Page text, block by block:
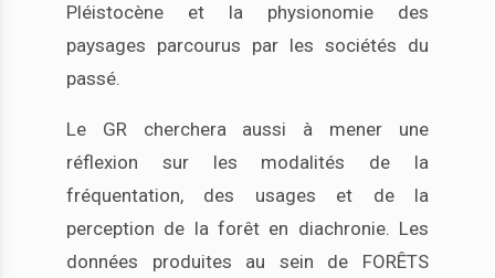
Pléistocène et la physionomie des
paysages parcourus par les sociétés du
passé.
Le GR cherchera aussi à mener une
réflexion sur les modalités de la
fréquentation, des usages et de la
perception de la forêt en diachronie. Les
données produites au sein de FORÊTS